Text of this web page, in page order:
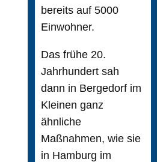
bereits auf 5000
Einwohner.
Das frühe 20.
Jahrhundert sah
dann in Bergedorf im
Kleinen ganz
ähnliche
Maßnahmen, wie sie
in Hamburg im